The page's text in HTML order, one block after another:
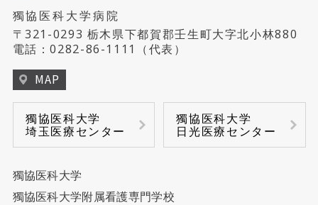
獨協医科大学病院
〒321-0293 栃木県下都賀郡壬生町大字北小林880
電話：0282-86-1111 （代表）
MAP
獨協医科大学
埼玉医療センター
獨協医科大学
日光医療センター
獨協医科大学
獨協医科大学附属看護専門学校